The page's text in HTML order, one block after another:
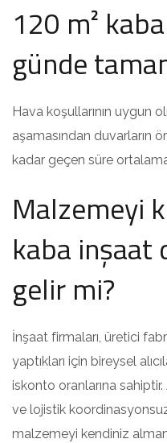
120 m²
günde
Hava koşullarının uygun
aşamasından duvarların
kadar geçen süre
Malzemeyi
kaba inşaat
gelir mi?
İnşaat firmaları, üretici
yaptıkları için bireysel
iskonto oranlarına
ve lojistik
malzemeyi kendiniz